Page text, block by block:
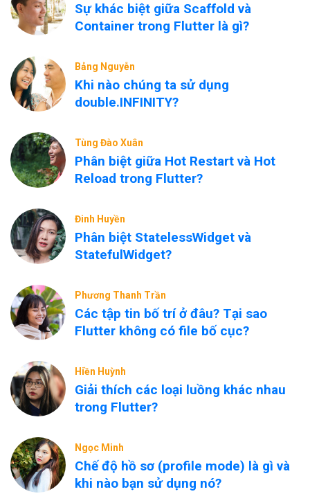
Sự khác biệt giữa Scaffold và
Container trong Flutter là gì?
Bảng Nguyễn
Khi nào chúng ta sử dụng
double.INFINITY?
Tùng Đào Xuân
Phân biệt giữa Hot Restart và Hot
Reload trong Flutter?
Đinh Huyền
Phân biệt StatelessWidget và
StatefulWidget?
Phương Thanh Trần
Các tập tin bố trí ở đâu? Tại sao
Flutter không có file bố cục?
Hiền Huỳnh
Giải thích các loại luồng khác nhau
trong Flutter?
Ngọc Minh
Chế độ hồ sơ (profile mode) là gì và
khi nào bạn sử dụng nó?